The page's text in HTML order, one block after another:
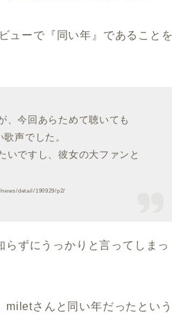
ューで『同い年』であることを
、今回あらためて聴いても
声でした。
いですし、彼女の大ファンと
p2/
ずにうっかりと言ってしまっ
さんと同い年だったという